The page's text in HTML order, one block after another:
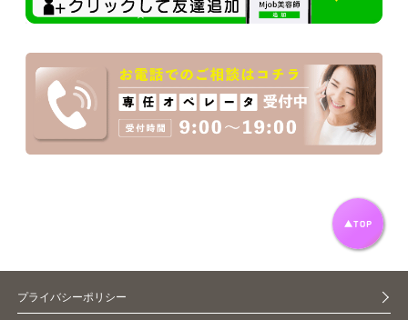
プライバシーポリシー